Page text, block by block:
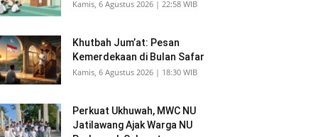
Kamis, 6 Agustus 2026 | 22:58 WIB
Khutbah Jum’at: Pesan
Kemerdekaan di Bulan Safar
Kamis, 6 Agustus 2026 | 18:30 WIB
Perkuat Ukhuwah, MWC NU
Jatilawang Ajak Warga NU